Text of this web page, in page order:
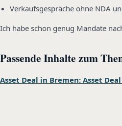
Verkaufsgespräche ohne NDA
Ich habe schon genug Mandate
Passende Inhalte zum
Asset Deal in Bremen: Asset